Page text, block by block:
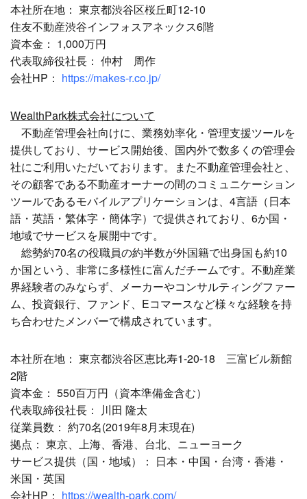
本社所在地： 東京都渋谷区桜丘町12-10
住友不動産渋谷インフォスアネックス6階
資本金： 1,000万円
代表取締役社長： 仲村 周作
会社HP： https://makes-r.co.jp/
WealthPark株式会社について
不動産管理会社向けに、業務効率化・管理支援ツールを
提供しており、サービス開始後、国内外で数多くの管理会
社にご利用いただいております。また不動産管理会社と、
その顧客である不動産オーナーの間のコミュニケーション
ツールであるモバイルアプリケーションは、4言語（日本
語・英語・繁体字・簡体字）で提供されており、6か国・
地域でサービスを展開中です。
総勢約70名の役職員の約半数が外国籍で出身国も約10
か国という、非常に多様性に富んだチームです。不動産業
界経験者のみならず、メーカーやコンサルティングファー
ム、投資銀行、ファンド、Eコマースなど様々な経験を持
ち合わせたメンバーで構成されています。
本社所在地： 東京都渋谷区恵比寿1-20-18 三富ビル新館
2階
資本金： 550百万円（資本準備金含む）
代表取締役社長： 川田 隆太
従業員数： 約70名(2019年8月末現在)
拠点： 東京、上海、香港、台北、ニューヨーク
サービス提供（国・地域）： 日本・中国・台湾・香港・
米国・英国
会社HP： https://wealth-park.com/